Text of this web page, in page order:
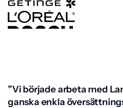
”Vi började arbeta med
ganska enkla